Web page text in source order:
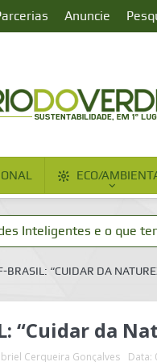
Anuncie
ECO/
e o que tenho a ver
BRASIL: “CUIDAR DA
“Cuidar da
Cerqueira Gonçalves Data: